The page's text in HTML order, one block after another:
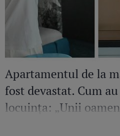
Apartamentul de la
fost devastat. Cum
locuința: „Unii